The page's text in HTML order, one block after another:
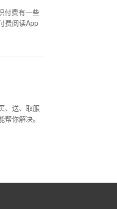
付费有一些
费阅读App
、送、取服
你解决。